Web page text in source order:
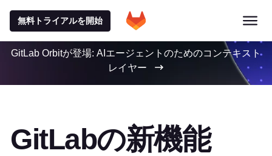
無料トライアルを開始
GitLab Orbitが登場: AIエージェントのためのコンテキスト
レイヤー
GitLabの新機能